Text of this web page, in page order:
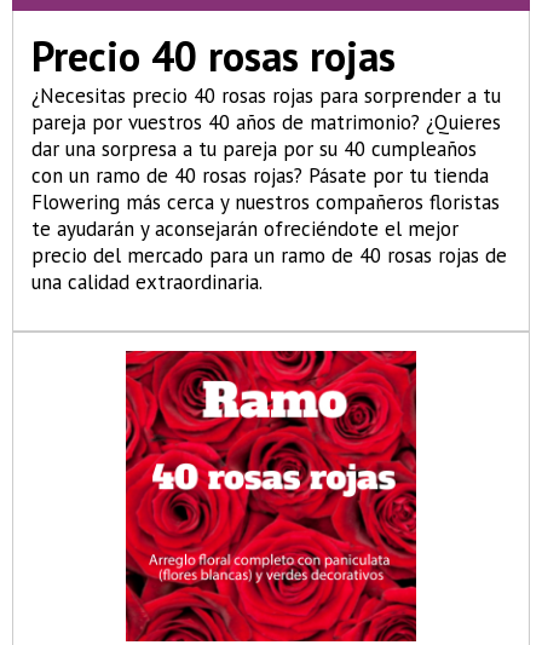
Precio 40 rosas rojas
¿Necesitas precio 40 rosas rojas para sorprender a tu
pareja por vuestros 40 años de matrimonio? ¿Quieres
dar una sorpresa a tu pareja por su 40 cumpleaños
con un ramo de 40 rosas rojas? Pásate por tu tienda
Flowering más cerca y nuestros compañeros floristas
te ayudarán y aconsejarán ofreciéndote el mejor
precio del mercado para un ramo de 40 rosas rojas de
una calidad extraordinaria.